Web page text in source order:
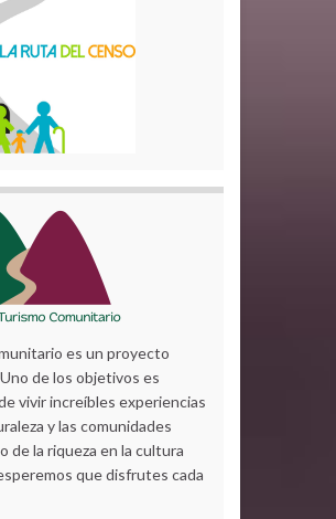
es un proyecto
de los objetivos es
vivir increíbles experiencias
y las comunidades
de la riqueza en la cultura
que disfrutes cada